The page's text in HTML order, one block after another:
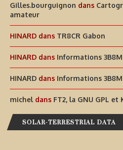
Gilles.bourguignon dans
amateur
HINARD dans TR8CR Gabon
HINARD dans Informations
HINARD dans Informations
michel dans FT2, la GNU GPL et
SOLAR-TERRESTRIAL DATA